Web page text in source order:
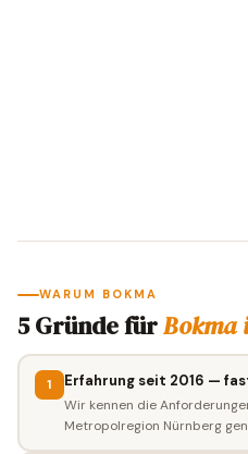
WARUM BOKMA
5 Gründe fürBokma
1 Erfahrung seit 2016 —
Wir kennen die
Metropolregion Nürnberg